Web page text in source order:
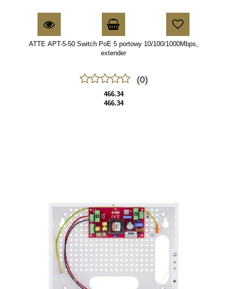
ATTE APT-5-50 Switch PoE 5 portowy 10/100/1000Mbps,
extender
(0)
466.34
466.34